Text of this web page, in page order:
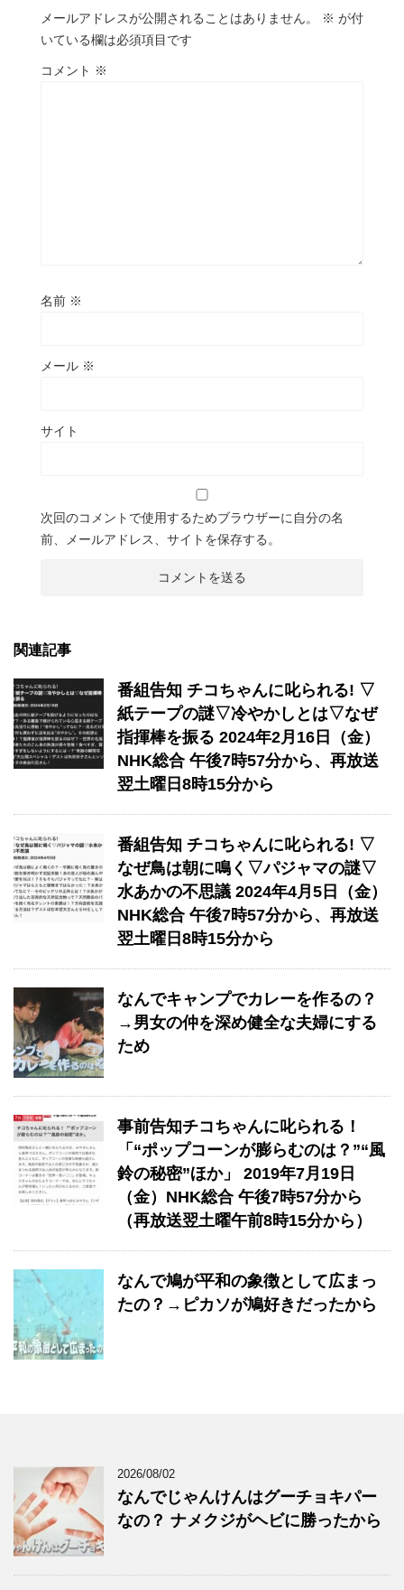
メールアドレスが公開されることはありません。 ※ が付
いている欄は必須項目です
コメント ※
名前 ※
メール ※
サイト
次回のコメントで使用するためブラウザーに自分の名
前、メールアドレス、サイトを保存する。
関連記事
番組告知 チコちゃんに叱られる! ▽
紙テープの謎▽冷やかしとは▽なぜ
指揮棒を振る 2024年2月16日（金）
NHK総合 午後7時57分から、再放送
翌土曜日8時15分から
番組告知 チコちゃんに叱られる! ▽
なぜ鳥は朝に鳴く▽パジャマの謎▽
水あかの不思議 2024年4月5日（金）
NHK総合 午後7時57分から、再放送
翌土曜日8時15分から
なんでキャンプでカレーを作るの？
→男女の仲を深め健全な夫婦にする
ため
事前告知チコちゃんに叱られる！
「“ポップコーンが膨らむのは？”“風
鈴の秘密”ほか」 2019年7月19日
（金）NHK総合 午後7時57分から
（再放送翌土曜午前8時15分から）
なんで鳩が平和の象徴として広まっ
たの？→ピカソが鳩好きだったから
2026/08/02
なんでじゃんけんはグーチョキパー
なの？ ナメクジがヘビに勝ったから